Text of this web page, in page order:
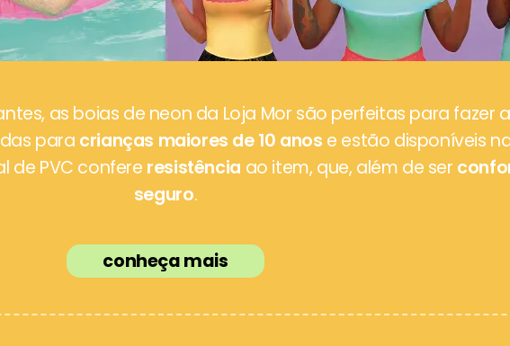
as boias de neon da Loja Mor são perfeitas para fazer
para crianças maiores de 10 anos e estão disponíveis
de PVC confere resistência ao item, que, além de ser
seguro.
conheça mais